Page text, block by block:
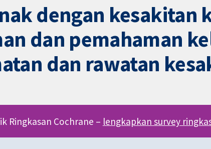
dengan kesakitan
dan pemahaman
dan rawatan
Ringkasan Cochrane – lengkapkan survey